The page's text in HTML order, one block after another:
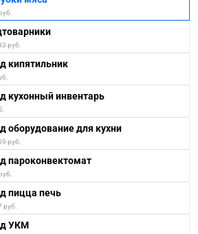
руб.
кипятильник
кухонный инвентарь
оборудование для кухни
руб.
пароконвектомат
пицца печь
руб.
УКМ